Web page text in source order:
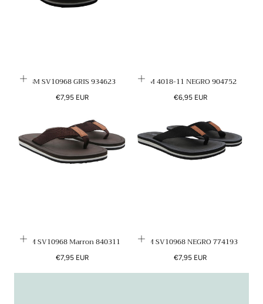
BM SV10968 GRIS 934623
Precio
€7,95 EUR
BM 4018-11 NEGRO 904752
Precio
€6,95 EUR
BM SV10968 Marron 840311
Precio
€7,95 EUR
BM SV10968 NEGRO 774193
Precio
€7,95 EUR